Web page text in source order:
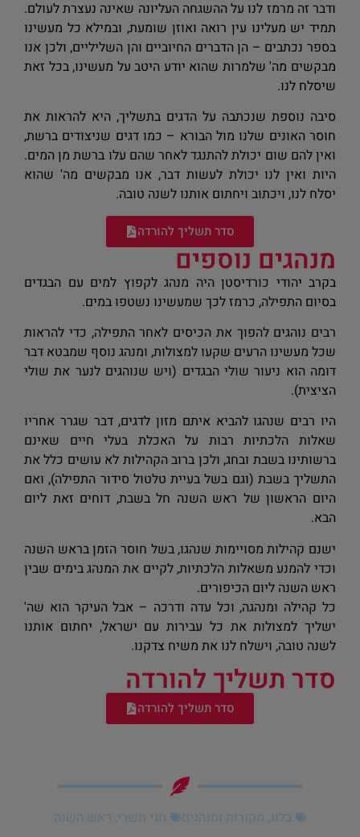
ודבר זה מרמז לנו על ההשגחה העליונה שאינה נעצרת לעולם.
תמיד יש מעלינו עין רואה ואוזן שומעת, ובמילא כל מעשינו
בספר נכתבים – הן הדברים החיוביים והן השליליים, ולכן אנו
מבקשים מה' שלמרות שהוא יודע היטב על מעשינו, בכל זאת
שיסלח לנו.
סיבה נוספת שנכתבה על הדגים בתשליך, היא להראות את
חוסר האונים שלנו מול הבורא – כמו דגים שניצודים ברשת,
ואין להם שום יכולת להתנגד לאחר שהם עלו ברשת מן המים.
היות ואין לנו יכולת לעשות דבר, אנו מבקשים מה' שהוא
יסלח לנו, ויכתוב ויחתום אותנו לשנה טובה.
סדר תשליך להורדה
מנהגים נוספים
בקרב יהודי כורדיסטן היה מנהג לקפוץ למים עם הבגדים
בסיום התפילה, כרמז לכך שמעשינו נשטפו במים.
רבים נוהגים להפוך את הכיסים לאחר התפילה, כדי להראות
שכל מעשינו הרעים שקעו למצולות, ומנהג נוסף שמבטא דבר
דומה הוא ניעור שולי הבגדים (ויש שנוהגים לנער את שולי
הציצית).
היו רבים שנהגו להביא איתם מזון לדגים, דבר שגרר אחריו
שאלות הלכתיות רבות על האכלת בעלי חיים שאינם
ברשותינו בשבת ובחג, ולכן ברוב הקהילות לא עושים כלל את
התשליך בשבת (וגם בשל בעיית טלטול סידור התפילה), ואם
היום הראשון של ראש השנה חל בשבת, דוחים זאת ליום
הבא.
ישנם קהילות מסויימות שנהגו, בשל חוסר הזמן בראש השנה
וכדי להמנע משאלות הלכתיות, לקיים את המנהג בימים שבין
ראש השנה ליום הכיפורים.
כל קהילה ומנהגה, וכל עדה ודרכה – אבל העיקר הוא שה'
ישליך למצולות את כל עבירות עם ישראל, יחתום אותנו
לשנה טובה, וישלח לנו את משיח צדקנו.
סדר תשליך להורדה
סדר תשליך להורדה
בלוג, מקורות ומנהגים חגי תשרי, ראש השנה